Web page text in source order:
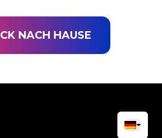
NACH HAUSE